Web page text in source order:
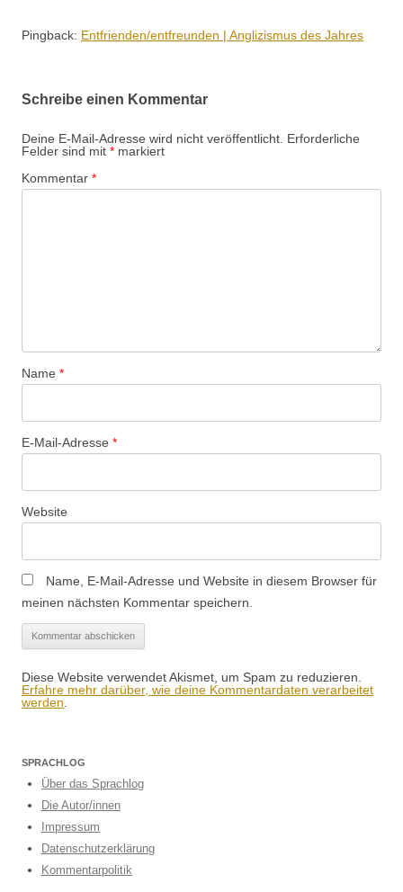
Pingback: Entfrienden/entfreunden | Anglizismus des Jahres
Schreibe einen Kommentar
Deine E-Mail-Adresse wird nicht veröffentlicht. Erforderliche
Felder sind mit * markiert
Kommentar *
Name *
E-Mail-Adresse *
Website
Name, E-Mail-Adresse und Website in diesem Browser für
meinen nächsten Kommentar speichern.
Diese Website verwendet Akismet, um Spam zu reduzieren.
Erfahre mehr darüber, wie deine Kommentardaten verarbeitet
werden
SPRACHLOG
Über das Sprachlog
Die Autor/innen
Impressum
Datenschutzerklärung
Kommentarpolitik